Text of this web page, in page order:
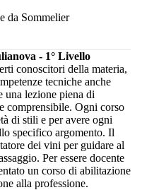
da Sommelier
- 1° Livello
conoscitori della materia,
tecniche anche
una lezione piena di
comprensibile. Ogni corso
di stili e per avere ogni
specifico argomento. Il
dei vini per guidare al
Per essere docente
un corso di abilitazione
alla professione.